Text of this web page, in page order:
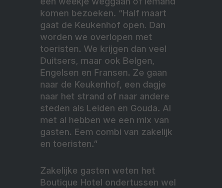
komen bezoeken. “Half maart
gaat de Keukenhof open. Dan
worden we overlopen met
toeristen. We krijgen dan veel
Duitsers, maar ook Belgen,
Engelsen en Fransen. Ze gaan
naar de Keukenhof, een dagje
naar het strand of naar andere
steden als Leiden en Gouda. Al
met al hebben we een mix van
gasten. Eem combi van zakelijk
en toeristen.”
Zakelijke gasten weten het
Boutique Hotel ondertussen wel